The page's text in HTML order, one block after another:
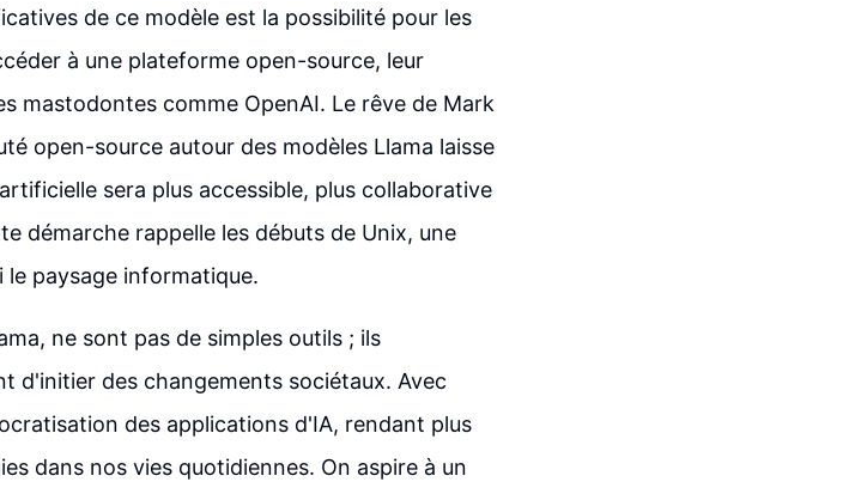
de ce modèle est la possibilité pour les
à une plateforme open-source, leur
mastodontes comme OpenAI. Le rêve de Mark
open-source autour des modèles Llama laisse
sera plus accessible, plus collaborative
démarche rappelle les débuts de Unix, une
paysage informatique.
ne sont pas de simples outils ; ils
d'initier des changements sociétaux. Avec
des applications d'IA, rendant plus
dans nos vies quotidiennes. On aspire à un